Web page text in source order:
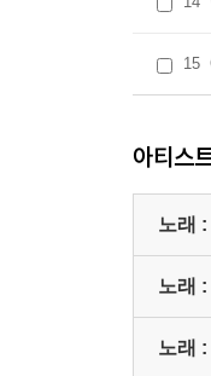
15
아티스
노래 :
노래 :
노래 :